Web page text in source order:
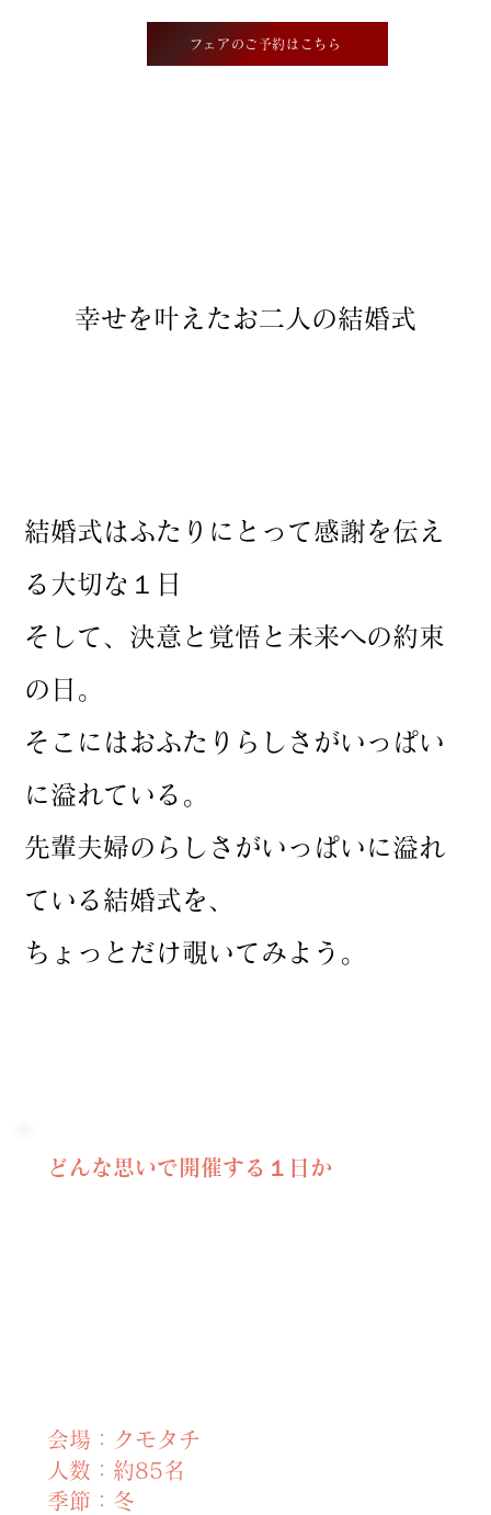
フェアのご予約はこちら
幸せを叶えたお二人の結婚式
結婚式はふたりにとって感謝を伝え
る大切な１日
そして、決意と覚悟と未来への約束
の日。
そこにはおふたりらしさがいっぱい
に溢れている。
先輩夫婦のらしさがいっぱいに溢れ
ている結婚式を、
ちょっとだけ覗いてみよう。
どんな思いで開催する１日か
会場：クモタチ
人数：約85名
季節：冬